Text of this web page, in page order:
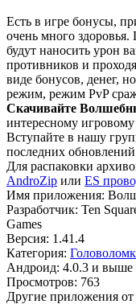
Есть в игре бонусы,
очень много
будут наносить урон
противников и
виде бонусов, денег,
режим, режим PvP
Скачивайте
интересному игровому
Вступайте в нашу
последних
Для распаковки
AndroZip или ES
Имя приложения:
Разработчик: Ten
Games
Версия: 1.41.4
Категория:
Андроид: 4.0.3 и выше
Просмотров: 763
Другие приложения от